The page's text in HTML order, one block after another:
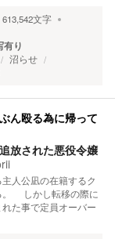
613,542文字
有り
沼らせ
ん殴る為に帰って
放された悪役令嬢
人公凪の在籍するク
。 しかし転移の際に
た事で定員オーバー